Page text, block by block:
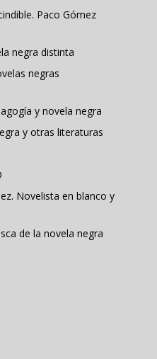
Paco Gómez
negra distinta
negras
y novela negra
y otras literaturas
Novelista en blanco y
de la novela negra